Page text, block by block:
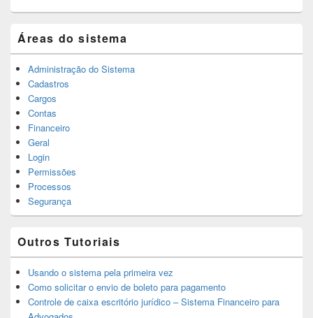
Áreas do sistema
Administração do Sistema
Cadastros
Cargos
Contas
Financeiro
Geral
Login
Permissões
Processos
Segurança
Outros Tutoriais
Usando o sistema pela primeira vez
Como solicitar o envio de boleto para pagamento
Controle de caixa escritório jurídico – Sistema Financeiro para